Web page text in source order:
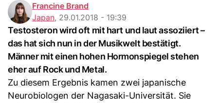
Francine Brand
Japan, 29.01.2018 - 19:39
Testosteron wird oft mit hart und laut assoziiert –
das hat sich nun in der Musikwelt bestätigt.
Männer mit einen hohen Hormonspiegel stehen
eher auf Rock und Metal.
Zu diesem Ergebnis kamen zwei japanische
Neurobiologen der Nagasaki-Universität. Sie